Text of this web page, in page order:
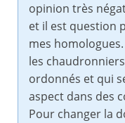
opinion très
et il est question
mes
les
ordonnés et qui
aspect dans des
Pour changer la